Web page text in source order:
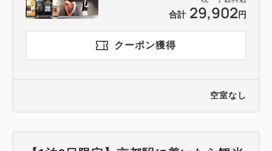
合計 29,902 円
クーポン獲得
空室なし